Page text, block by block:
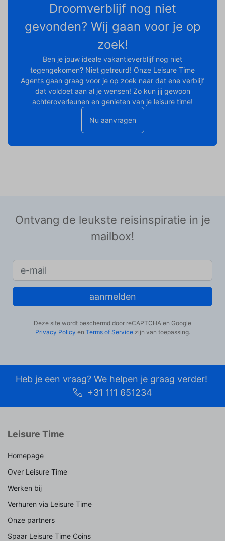
Droomverblijf nog niet
gevonden? Wij gaan voor je op
zoek!
Ben je jouw ideale vakantieverblijf nog niet
tegengekomen? Niet getreurd! Onze Leisure Time
Agents gaan graag voor je op zoek naar dat ene verblijf
dat voldoet aan al je wensen! Zo kun jij gewoon
achteroverleunen en genieten van je leisure time!
Nu aanvragen
Ontvang de leukste reisinspiratie in je
mailbox!
aanmelden
Deze site wordt beschermd door reCAPTCHA en Google
Privacy Policy en Terms of Servicezijn van toepassing.
Heb je een vraag? We helpen je graag verder!
+31 111 651234
Leisure Time
Homepage
Over Leisure Time
Werken bij
Verhuren via Leisure Time
Onze partners
Spaar Leisure Time Coins